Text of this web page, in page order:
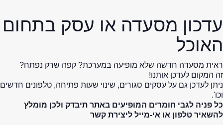
עדכון מסעדה או עסק בתחום
האוכל
ראית מסעדה חדשה שלא מופיעה במערכת? קפה שרק נפתח?
זה המקום לעדכן אותנו!
ניתן לעדכן גם על עסקים סגורים, שינוי שעות פתיחה, טלפונים חדשים
וכו'.
כל פניה לגבי חומרים המופיעים באתר תיבדק ולכן מומלץ
להשאיר טלפון או אי-מייל ליצירת קשר